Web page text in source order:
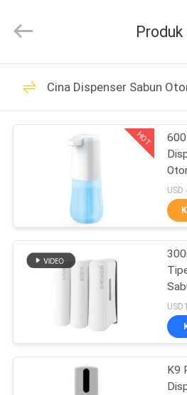
RUMAH
PRODUK
TUR
PABRIK
KONTROL
KUALITAS
HUBUNGI
Reserved.
Kotak
kotak
plastik
Produk
Cina Dispenser Sabun
HOT
K9